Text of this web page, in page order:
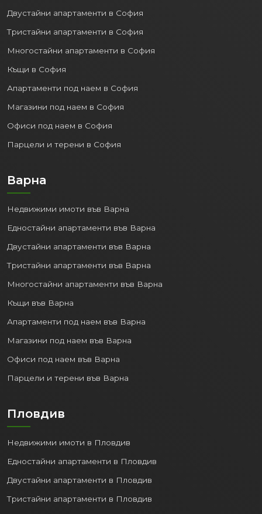
Двустайни апартаменти в София
Тристайни апартаменти в София
Многостайни апартаменти в София
Къщи в София
Апартаменти под наем в София
Магазини под наем в София
Офиси под наем в София
Парцели и терени в София
Варна
Недвижими имоти във Варна
Едностайни апартаменти във Варна
Двустайни апартаменти във Варна
Тристайни апартаменти във Варна
Многостайни апартаменти във Варна
Къщи във Варна
Апартаменти под наем във Варна
Магазини под наем във Варна
Офиси под наем във Варна
Парцели и терени във Варна
Пловдив
Недвижими имоти в Пловдив
Едностайни апартаменти в Пловдив
Двустайни апартаменти в Пловдив
Тристайни апартаменти в Пловдив